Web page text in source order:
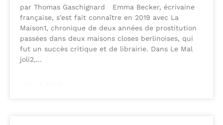
par Thomas Gaschignard Emma Becker, écrivaine
française, s’est fait connaître en 2019 avec La
Maison1, chronique de deux années de prostitution
passées dans deux maisons closes berlinoises, qui
fut un succès critique et de librairie. Dans Le Mal
joli2,